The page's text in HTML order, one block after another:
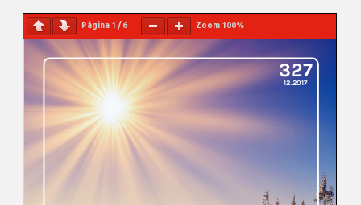
Página 1 /6 Zoom 100%